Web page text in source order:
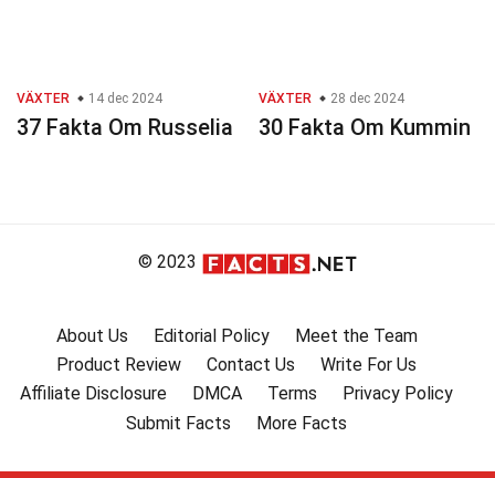
VÄXTER 14 dec 2024
37 Fakta Om Russelia
VÄXTER 28 dec 2024
30 Fakta Om Kummin
© 2023
About Us Editorial Policy
Meet the Team
Product Review
Contact Us
Write For Us
Affiliate Disclosure
DMCA Terms
Privacy Policy
Submit Facts
More Facts